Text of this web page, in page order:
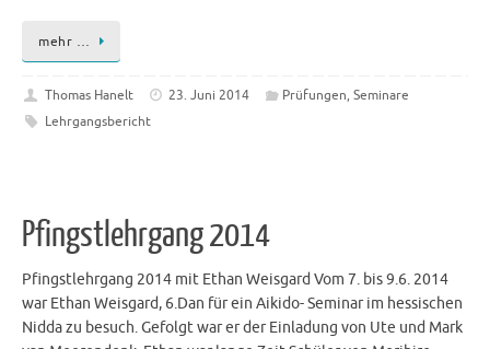
mehr …
Thomas Hanelt 23. Juni 2014 Prüfungen, Seminare
Lehrgangsbericht
Pfingstlehrgang 2014
Pfingstlehrgang 2014 mit Ethan Weisgard Vom 7. bis 9.6. 2014
war Ethan Weisgard, 6.Dan für ein Aikido- Seminar im hessischen
Nidda zu besuch. Gefolgt war er der Einladung von Ute und Mark